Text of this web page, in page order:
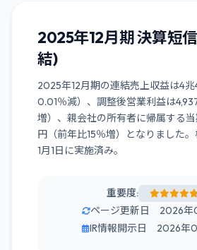
2025年12月期 決算短
結)
2025年12月期の連結売上収益は4
0.01％減）、調整後営業利益は
増）、親会社の所有者に帰属する
円（前年比15％増）となりました
1月1日に実施済み。
重要度:
ページ更新日 2026年
IR情報開示日 2026年